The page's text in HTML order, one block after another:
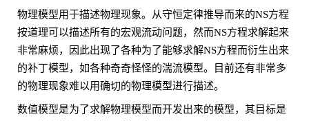
物理模型用于描述物理现象。从守恒定律推导而来的NS方程
按道理可以描述所有的宏观流动问题，然而NS方程求解起来
非常麻烦，因此出现了各种为了能够求解NS方程而衍生出来
的补丁模型，如各种奇奇怪怪的湍流模型。目前还有非常多
的物理现象难以用确切的物理模型进行描述。
数值模型是为了求解物理模型而开发出来的模型，其目标是